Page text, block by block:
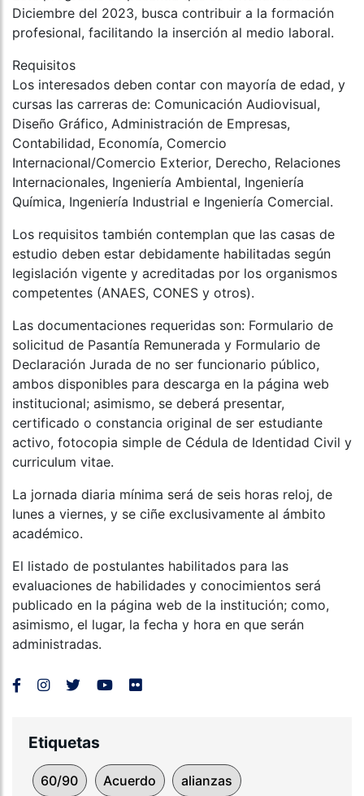
Diciembre del 2023, busca contribuir a la formación
profesional, facilitando la inserción al medio laboral.
Requisitos
Los interesados deben contar con mayoría de edad, y
cursas las carreras de: Comunicación Audiovisual,
Diseño Gráfico, Administración de Empresas,
Contabilidad, Economía, Comercio
Internacional/Comercio Exterior, Derecho, Relaciones
Internacionales, Ingeniería Ambiental, Ingeniería
Química, Ingeniería Industrial e Ingeniería Comercial.
Los requisitos también contemplan que las casas de
estudio deben estar debidamente habilitadas según
legislación vigente y acreditadas por los organismos
competentes (ANAES, CONES y otros).
Las documentaciones requeridas son: Formulario de
solicitud de Pasantía Remunerada y Formulario de
Declaración Jurada de no ser funcionario público,
ambos disponibles para descarga en la página web
institucional; asimismo, se deberá presentar,
certificado o constancia original de ser estudiante
activo, fotocopia simple de Cédula de Identidad Civil y
curriculum vitae.
La jornada diaria mínima será de seis horas reloj, de
lunes a viernes, y se ciñe exclusivamente al ámbito
académico.
El listado de postulantes habilitados para las
evaluaciones de habilidades y conocimientos será
publicado en la página web de la institución; como,
asimismo, el lugar, la fecha y hora en que serán
administradas.
Etiquetas
60/90 Acuerdo alianzas